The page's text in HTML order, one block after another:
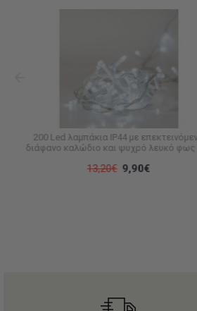
200 Led λαμπάκια IP44 με
διάφανο καλώδιο και ψυχρό λευκό φως
13,20€ 9,90€